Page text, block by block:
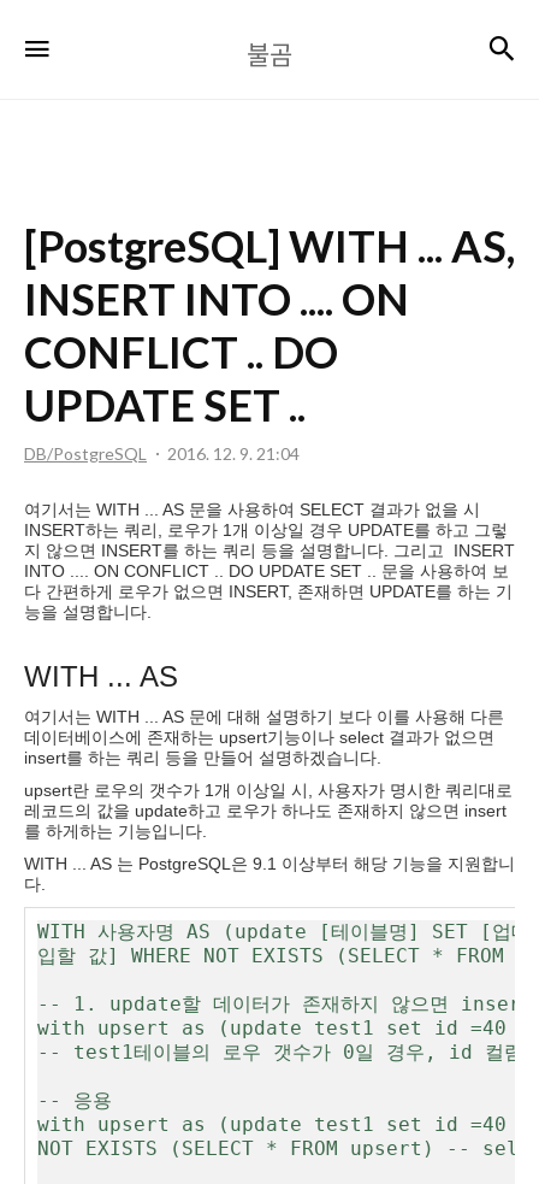
곰
불곰
[PostgreSQL] WITH ... AS,
INSERT INTO .... ON
CONFLICT .. DO
UPDATE SET ..
DB/PostgreSQL 2016. 12. 9. 21:04
여기서는 WITH ... AS 문을 사용하여 SELECT 결과가 없을 시
INSERT하는 쿼리, 로우가 1개 이상일 경우 UPDATE를 하고 그렇
지 않으면 INSERT를 하는 쿼리 등을 설명합니다. 그리고 INSERT
INTO .... ON CONFLICT .. DO UPDATE SET .. 문을 사용하여 보
다 간편하게 로우가 없으면 INSERT, 존재하면 UPDATE를 하는 기
능을 설명합니다.
WITH ... AS
여기서는 WITH ... AS 문에 대해 설명하기 보다 이를 사용해 다른
데이터베이스에 존재하는 upsert기능이나 select 결과가 없으면
insert를 하는 쿼리 등을 만들어 설명하겠습니다.
upsert란 로우의 갯수가 1개 이상일 시, 사용자가 명시한 쿼리대로
레코드의 값을 update하고 로우가 하나도 존재하지 않으면 insert
를 하게하는 기능입니다.
WITH ... AS 는 PostgreSQL은 9.1 이상부터 해당 기능을 지원합니
다.
WITH 사용자명 AS (update [테이블명] SET [업
입할 값] WHERE NOT EXISTS (SELECT * FROM
-- 1. update할 데이터가 존재하지 않으면
with upsert as (update test1 set id =40
-- test1테이블의 로우 갯수가 0일 경우, id 컬럼
-- 응용
with upsert as (update test1 set id =40
NOT EXISTS (SELECT * FROM upsert) --